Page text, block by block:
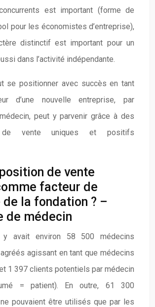
est important (forme de
pour les économistes d’entreprise),
distinctif est important pour un
dans l’activité indépendante.
se positionner avec succès en tant
d’une nouvelle entreprise, par
peut y parvenir grâce à des
de vente uniques et positifs
de vente
facteur de
la fondation ? –
de médecin
avait environ 58 500 médecins
agissant en tant que médecins
1 397 clients potentiels par médecin
= patient). En outre, 61 300
pouvaient être utilisés que par les